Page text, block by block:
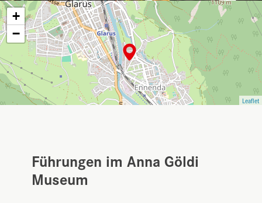
+
−
Leaflet
Führungen im Anna Göldi
Museum